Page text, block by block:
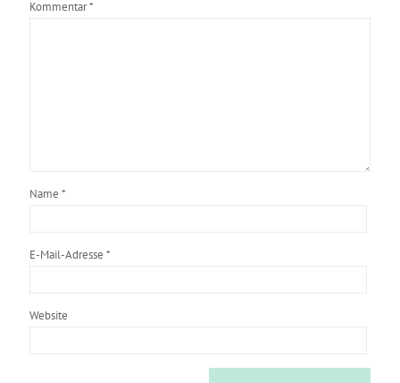
Kommentar*
Name *
E-Mail-Adresse *
Website